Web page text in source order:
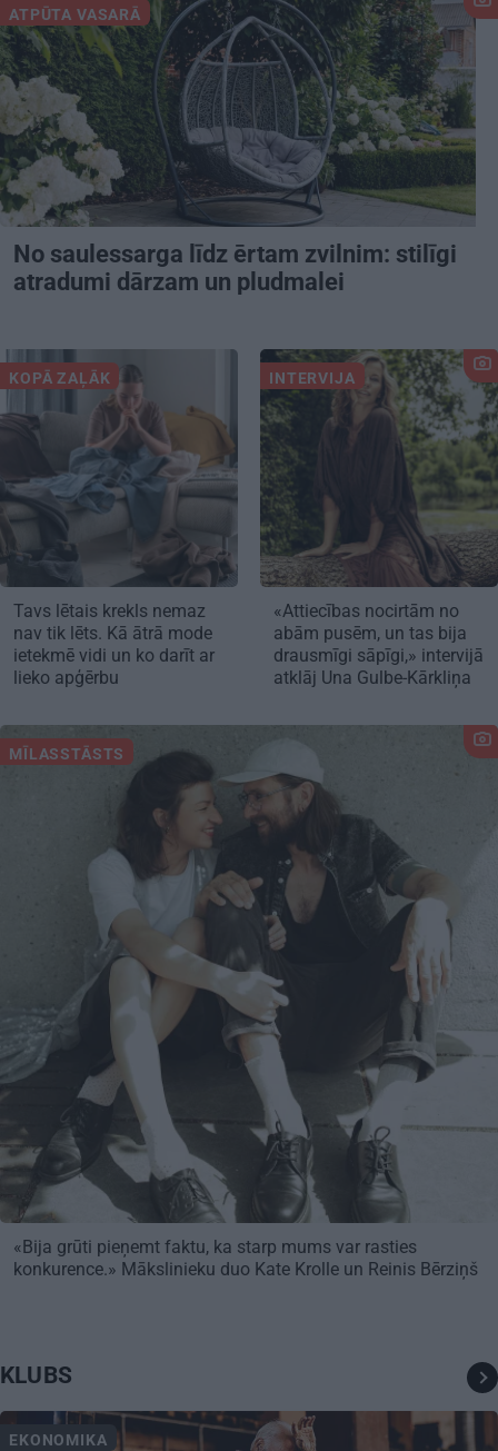
ATPŪTA VASARĀ
No saulessarga līdz ērtam zvilnim: stilīgi
atradumi dārzam un pludmalei
KOPĀ ZAĻĀK
Tavs lētais krekls nemaz
nav tik lēts. Kā ātrā mode
ietekmē vidi un ko darīt ar
lieko apģērbu
INTERVIJA
«Attiecības nocirtām no
abām pusēm, un tas bija
drausmīgi sāpīgi,» intervijā
atklāj Una Gulbe-Kārkliņa
MĪLASSTĀSTS
«Bija grūti pieņemt faktu, ka starp mums var rasties
konkurence.» Mākslinieku duo Kate Krolle un Reinis Bērziņš
KLUBS
EKONOMIKA